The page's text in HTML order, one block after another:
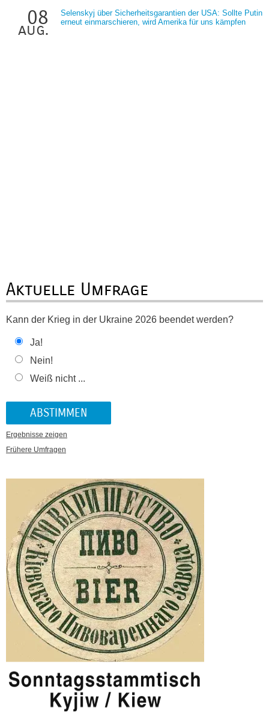
08
aug.
Selenskyj über Sicherheitsgarantien der USA: Sollte Putin
erneut einmarschieren, wird Amerika für uns kämpfen
Aktuelle Umfrage
Kann der Krieg in der Ukraine 2026 beendet werden?
Ja!
Nein!
Weiß nicht ...
Ergebnisse zeigen
Frühere Umfragen